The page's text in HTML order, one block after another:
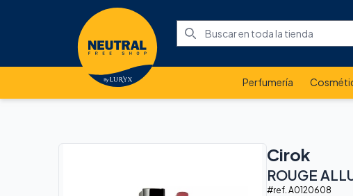
Perfumería
Cirok
ROUGE
#ref. A0120608